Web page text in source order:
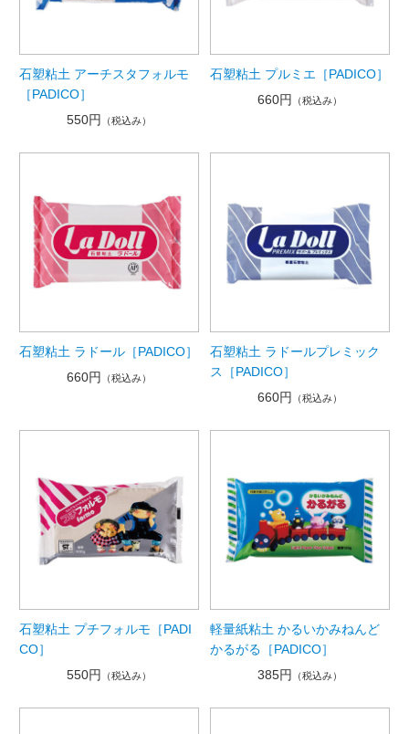
石塑粘土 アーチスタフォルモ
［PADICO］
550円
（税込み）
石塑粘土 プルミエ［PADICO］
660円
（税込み）
石塑粘土 ラドール［PADICO］
660円
（税込み）
石塑粘土 ラドールプレミック
ス［PADICO］
660円
（税込み）
石塑粘土 プチフォルモ［PADI
CO］
550円
（税込み）
軽量紙粘土 かるいかみねんど
かるがる［PADICO］
385円
（税込み）